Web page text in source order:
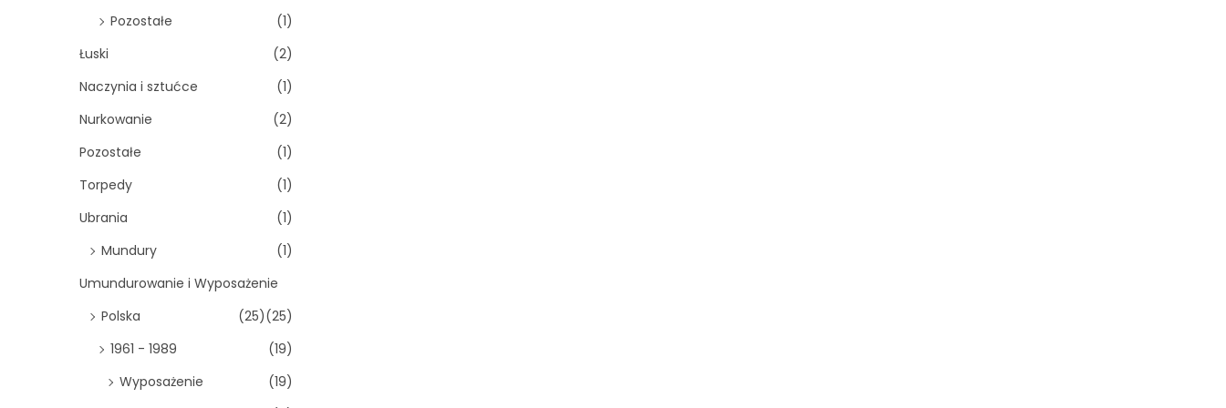
Pozostałe
(1)
Łuski
(2)
Naczynia i sztućce
(1)
Nurkowanie
(2)
Pozostałe
(1)
Torpedy
(1)
Ubrania
(1)
Mundury
(1)
Umundurowanie i Wyposażenie
(25)
Polska
(25)
1961 - 1989
(19)
Wyposażenie
(19)